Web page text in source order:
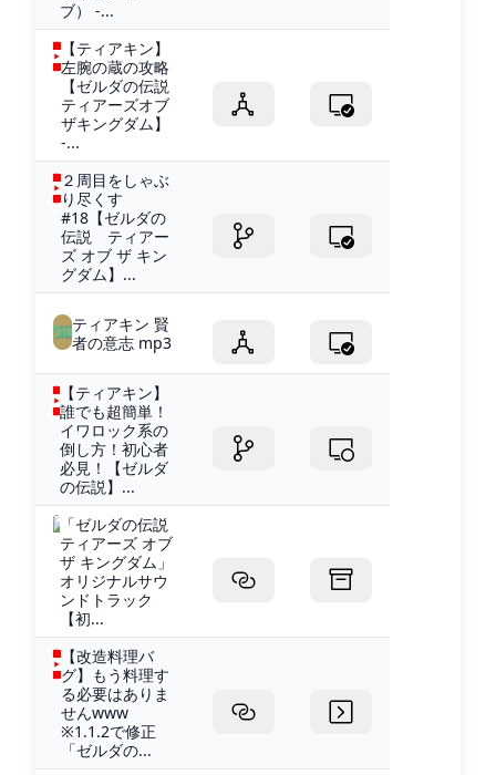
ブ） -...
【ティアキン】
左腕の蔵の攻略
【ゼルダの伝説
ティアーズオブ
ザキングダム】
-...
２周目をしゃぶ
り尽くす
#18【ゼルダの
伝説 ティアー
ズ オブ ザ キン
グダム】...
ティアキン 賢
者の意志 mp3
【ティアキン】
誰でも超簡単！
イワロック系の
倒し方！初心者
必見！【ゼルダ
の伝説】...
「ゼルダの伝説
ティアーズ オブ
ザ キングダム」
オリジナルサウ
ンドトラック
【初...
【改造料理バ
グ】もう料理す
る必要はありま
せんwww
※1.1.2で修正
「ゼルダの...